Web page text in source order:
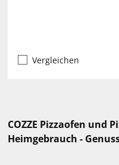
Vergleichen
COZZE Pizzaofen und
Heimgebrauch -